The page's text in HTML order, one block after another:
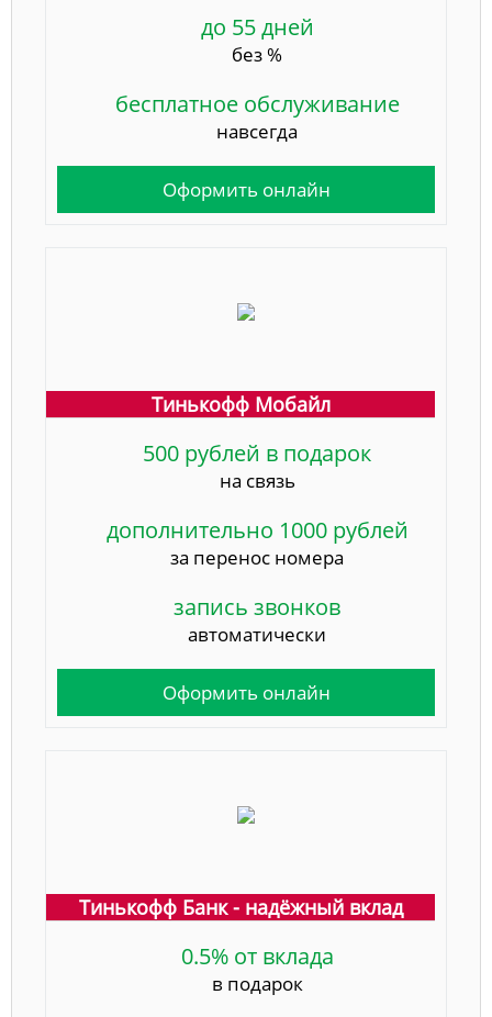
до 55 дней
без %
бесплатное обслуживание
навсегда
Оформить онлайн
Тинькофф Мобайл
500 рублей в подарок
на связь
дополнительно 1000 рублей
за перенос номера
запись звонков
автоматически
Оформить онлайн
Тинькофф Банк - надёжный вклад
0.5% от вклада
в подарок